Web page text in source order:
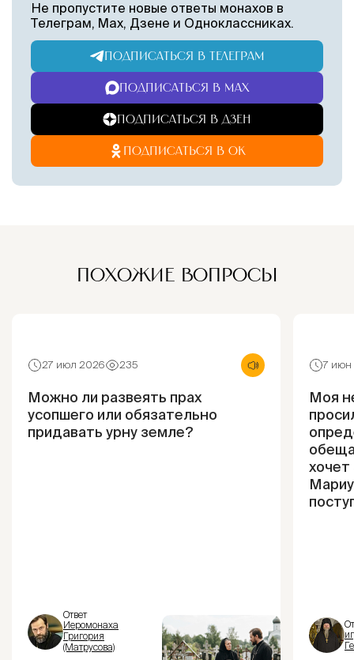
Не пропустите новые ответы монахов в
Телеграм, Max, Дзене и Одноклассниках.
ПОДПИСАТЬСЯ В ТЕЛЕГРАМ
ПОДПИСАТЬСЯ В MAX
ПОДПИСАТЬСЯ В ДЗЕН
ПОДПИСАТЬСЯ В ОК
ПОХОЖИЕ ВОПРОСЫ
27 июл 2026 235
Можно ли развеять прах
усопшего или обязательно
придавать урну земле?
Ответ
Иеромонаха
Григория
(Матрусова)
7 июн
Моя
хочет